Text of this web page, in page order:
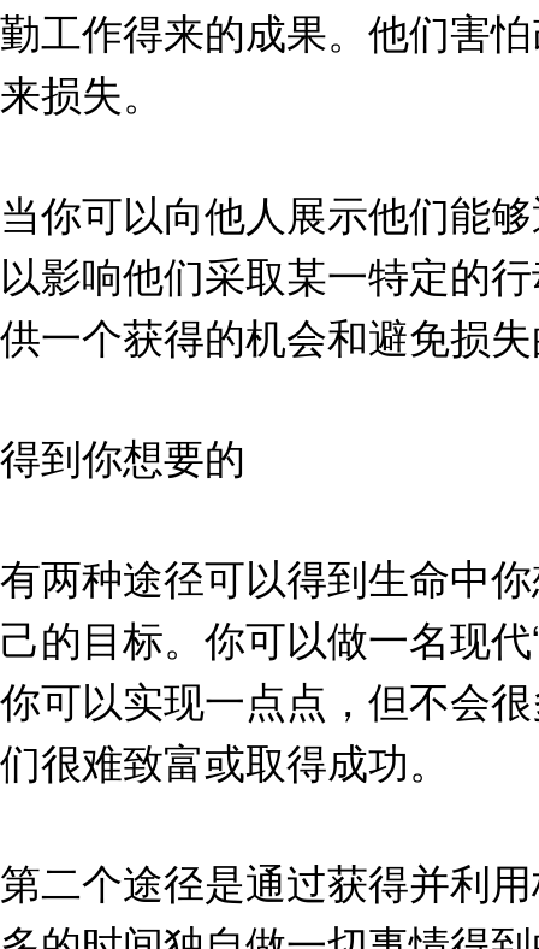
勤工作得来的成果。他们害
来损失。
当你可以向他人展示他们能
以影响他们采取某一特定的
供一个获得的机会和避免损
得到你想要的
有两种途径可以得到生命中
己的目标。你可以做一名现
你可以实现一点点，但不会
们很难致富或取得成功。
第二个途径是通过获得并利